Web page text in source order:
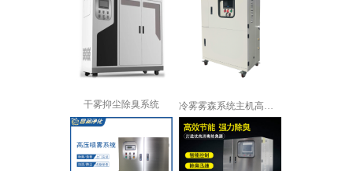
干雾抑尘除臭系统 冷雾雾森系统主机高压喷雾景观造雾机园...